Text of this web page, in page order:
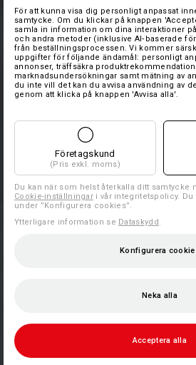
För att kunna visa dig personligt anpassat
samtycke. Om du klickar på knappen
samla in information om dina interaktioner
och andra metoder (inklusive AI‑baserade
från beställningsprocessen. Vi kommer
uppgifter för följande ändamål: personligt
annonser, träffsäkra
marknadsundersökningar samt mätning av
du inte vill det kan du avvisa användning av
genom att klicka på knappen 'Avvisa alla'.
Företagskund
(Pris exkl. moms)
Du kan när som helst återkalla ditt samtycke
Cookie-inställningar i vår integritetspolicy. Du
under ”Konfigurera cookies”.
Ytterligare information se Dataskydd
Konfigurera
Neka alla
Acceptera alla